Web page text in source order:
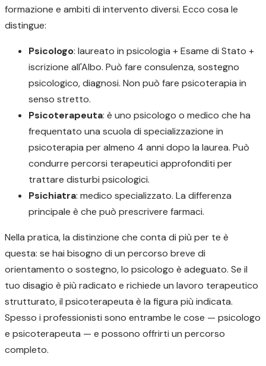
formazione e ambiti di intervento diversi. Ecco cosa le
distingue:
Psicologo: laureato in psicologia + Esame di Stato +
iscrizione all'Albo. Può fare consulenza, sostegno
psicologico, diagnosi. Non può fare psicoterapia in
senso stretto.
Psicoterapeuta: è uno psicologo o medico che ha
frequentato una scuola di specializzazione in
psicoterapia per almeno 4 anni dopo la laurea. Può
condurre percorsi terapeutici approfonditi per
trattare disturbi psicologici.
Psichiatra: medico specializzato. La differenza
principale è che può prescrivere farmaci.
Nella pratica, la distinzione che conta di più per te è
questa: se hai bisogno di un percorso breve di
orientamento o sostegno, lo psicologo è adeguato. Se il
tuo disagio è più radicato e richiede un lavoro terapeutico
strutturato, il psicoterapeuta è la figura più indicata.
Spesso i professionisti sono entrambe le cose — psicologo
e psicoterapeuta — e possono offrirti un percorso
completo.